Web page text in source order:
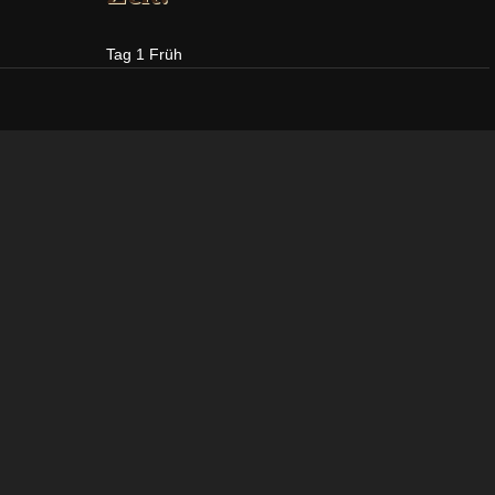
Tag 1 Früh